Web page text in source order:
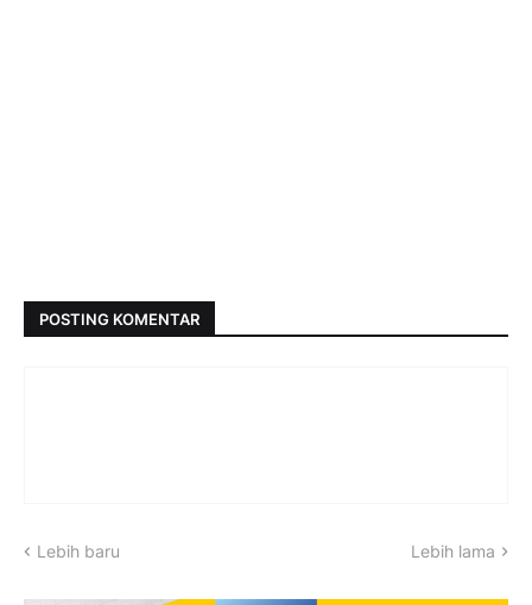
POSTING KOMENTAR
Lebih baru Lebih lama